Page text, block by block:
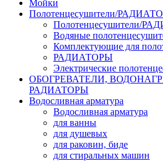
Мойки
Полотенцесушители/
Полотенцесушители/
Водяные
Комплектующие для
РАДИАТОРЫ
Электрические
ОБОГРЕВАТЕЛИ,
РАДИАТОРЫ
Водосливная арматура
Водосливная арматура
для ванны
для душевых
для раковин, биде
для стиральных машин